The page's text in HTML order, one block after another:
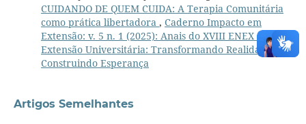
CUIDANDO DE QUEM CUIDA: A Terapia Comunitária
como prática libertadora , Caderno Impacto em
Extensão: v. 5 n. 1 (2025): Anais do XVIII ENEX -
Extensão Universitária: Transformando Realidades e
Construindo Esperança
Artigos Semelhantes